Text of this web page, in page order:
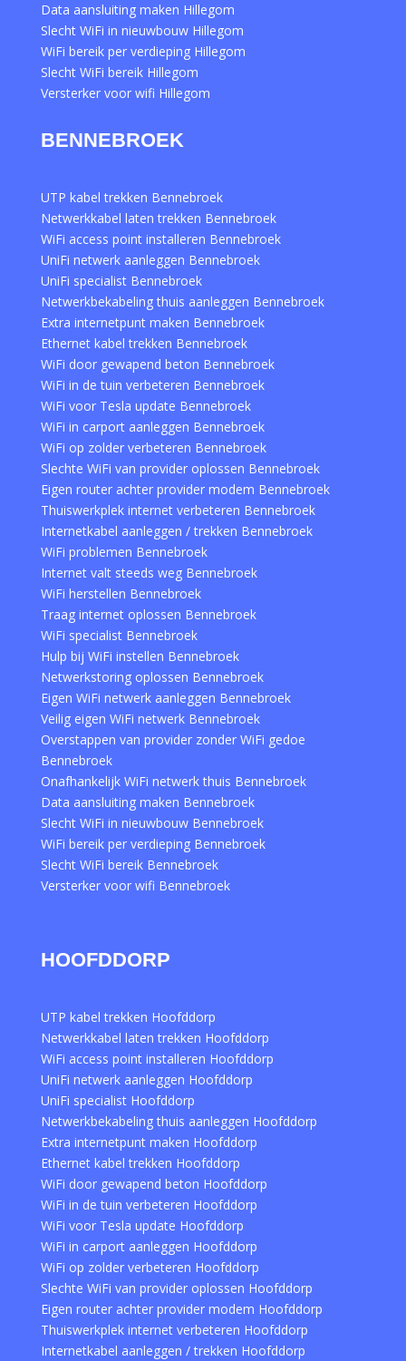
Data aansluiting maken Hillegom
Slecht WiFi in nieuwbouw Hillegom
WiFi bereik per verdieping Hillegom
Slecht WiFi bereik Hillegom
Versterker voor wifi Hillegom
BENNEBROEK
UTP kabel trekken Bennebroek
Netwerkkabel laten trekken Bennebroek
WiFi access point installeren Bennebroek
UniFi netwerk aanleggen Bennebroek
UniFi specialist Bennebroek
Netwerkbekabeling thuis aanleggen Bennebroek
Extra internetpunt maken Bennebroek
Ethernet kabel trekken Bennebroek
WiFi door gewapend beton Bennebroek
WiFi in de tuin verbeteren Bennebroek
WiFi voor Tesla update Bennebroek
WiFi in carport aanleggen Bennebroek
WiFi op zolder verbeteren Bennebroek
Slechte WiFi van provider oplossen Bennebroek
Eigen router achter provider modem Bennebroek
Thuiswerkplek internet verbeteren Bennebroek
Internetkabel aanleggen / trekken Bennebroek
WiFi problemen Bennebroek
Internet valt steeds weg Bennebroek
WiFi herstellen Bennebroek
Traag internet oplossen Bennebroek
WiFi specialist Bennebroek
Hulp bij WiFi instellen Bennebroek
Netwerkstoring oplossen Bennebroek
Eigen WiFi netwerk aanleggen Bennebroek
Veilig eigen WiFi netwerk Bennebroek
Overstappen van provider zonder WiFi gedoe
Bennebroek
Onafhankelijk WiFi netwerk thuis Bennebroek
Data aansluiting maken Bennebroek
Slecht WiFi in nieuwbouw Bennebroek
WiFi bereik per verdieping Bennebroek
Slecht WiFi bereik Bennebroek
Versterker voor wifi Bennebroek
HOOFDDORP
UTP kabel trekken Hoofddorp
Netwerkkabel laten trekken Hoofddorp
WiFi access point installeren Hoofddorp
UniFi netwerk aanleggen Hoofddorp
UniFi specialist Hoofddorp
Netwerkbekabeling thuis aanleggen Hoofddorp
Extra internetpunt maken Hoofddorp
Ethernet kabel trekken Hoofddorp
WiFi door gewapend beton Hoofddorp
WiFi in de tuin verbeteren Hoofddorp
WiFi voor Tesla update Hoofddorp
WiFi in carport aanleggen Hoofddorp
WiFi op zolder verbeteren Hoofddorp
Slechte WiFi van provider oplossen Hoofddorp
Eigen router achter provider modem Hoofddorp
Thuiswerkplek internet verbeteren Hoofddorp
Internetkabel aanleggen / trekken Hoofddorp